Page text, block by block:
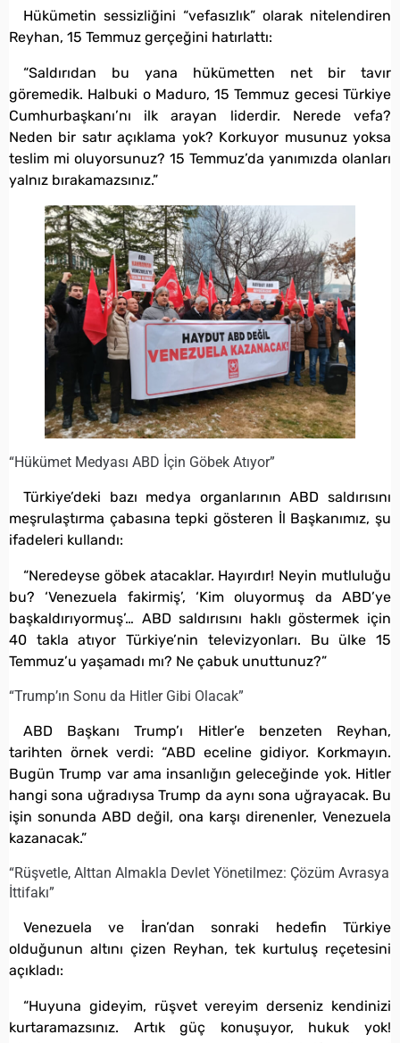
Hükümetin sessizliğini “vefasızlık” olarak nitelendiren
Reyhan, 15 Temmuz gerçeğini hatırlattı:
“Saldırıdan bu yana hükümetten net bir tavır
göremedik. Halbuki o Maduro, 15 Temmuz gecesi Türkiye
Cumhurbaşkanı’nı ilk arayan liderdir. Nerede vefa?
Neden bir satır açıklama yok? Korkuyor musunuz yoksa
teslim mi oluyorsunuz? 15 Temmuz’da yanımızda olanları
yalnız bırakamazsınız.”
“Hükümet Medyası ABD İçin Göbek Atıyor”
Türkiye’deki bazı medya organlarının ABD saldırısını
meşrulaştırma çabasına tepki gösteren İl Başkanımız, şu
ifadeleri kullandı:
“Neredeyse göbek atacaklar. Hayırdır! Neyin mutluluğu
bu? ‘Venezuela fakirmiş’, ‘Kim oluyormuş da ABD’ye
başkaldırıyormuş’… ABD saldırısını haklı göstermek için
40 takla atıyor Türkiye’nin televizyonları. Bu ülke 15
Temmuz’u yaşamadı mı? Ne çabuk unuttunuz?”
“Trump’ın Sonu da Hitler Gibi Olacak”
ABD Başkanı Trump’ı Hitler’e benzeten Reyhan,
tarihten örnek verdi: “ABD eceline gidiyor. Korkmayın.
Bugün Trump var ama insanlığın geleceğinde yok. Hitler
hangi sona uğradıysa Trump da aynı sona uğrayacak. Bu
işin sonunda ABD değil, ona karşı direnenler, Venezuela
kazanacak.”
“Rüşvetle, Alttan Almakla Devlet Yönetilmez: Çözüm Avrasya
İttifakı”
Venezuela ve İran’dan sonraki hedefin Türkiye
olduğunun altını çizen Reyhan, tek kurtuluş reçetesini
açıkladı:
“Huyuna gideyim, rüşvet vereyim derseniz kendinizi
kurtaramazsınız. Artık güç konuşuyor, hukuk yok!